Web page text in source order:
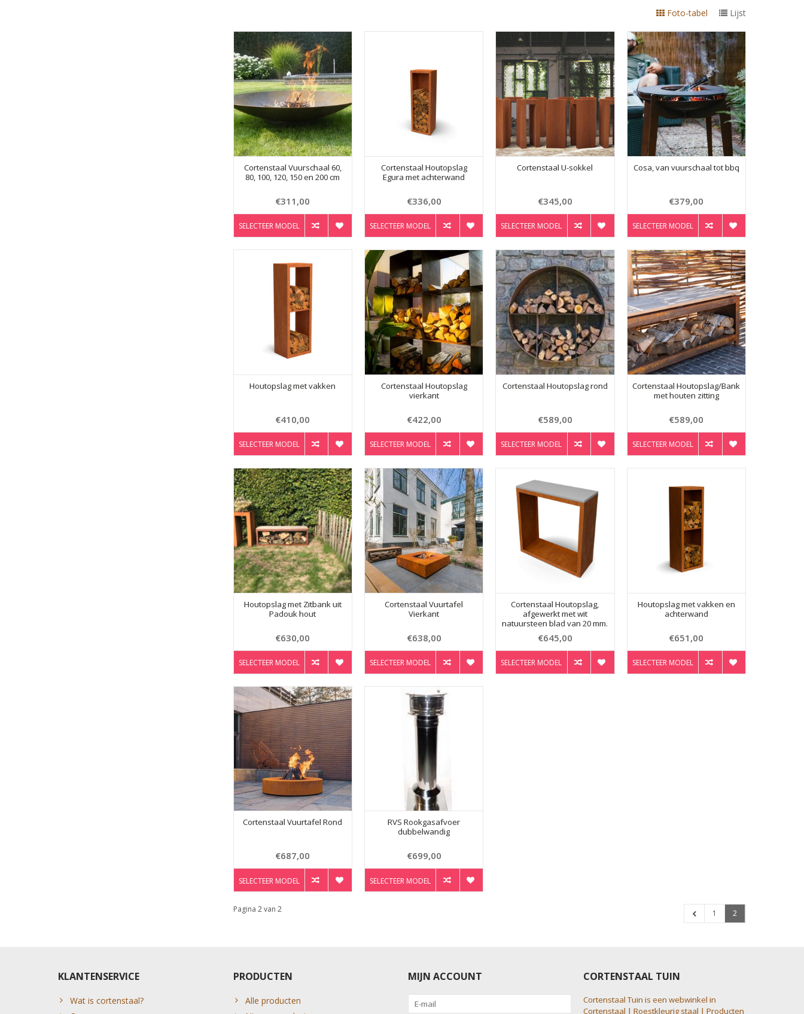
Foto-tabel Lijst
Cortenstaal Vuurschaal 60,
80, 100, 120, 150 en 200 cm
€311,00
SELECTEER MODEL
Cortenstaal Houtopslag
Egura met achterwand
€336,00
SELECTEER MODEL
Cortenstaal U-sokkel
€345,00
SELECTEER MODEL
Cosa, van vuurschaal tot bbq
€379,00
SELECTEER MODEL
Houtopslag met vakken
€410,00
SELECTEER MODEL
Cortenstaal Houtopslag
vierkant
€422,00
SELECTEER MODEL
Cortenstaal Houtopslag rond
€589,00
SELECTEER MODEL
Cortenstaal Houtopslag/Bank
met houten zitting
€589,00
SELECTEER MODEL
Houtopslag met Zitbank uit
Padouk hout
€630,00
SELECTEER MODEL
Cortenstaal Vuurtafel
Vierkant
€638,00
SELECTEER MODEL
Cortenstaal Houtopslag,
afgewerkt met wit
natuursteen blad van 20 mm.
€645,00
SELECTEER MODEL
Houtopslag met vakken en
achterwand
€651,00
SELECTEER MODEL
Cortenstaal Vuurtafel Rond
€687,00
SELECTEER MODEL
RVS Rookgasafvoer
dubbelwandig
€699,00
SELECTEER MODEL
Pagina 2 van 2 1 2
KLANTENSERVICE
Wat is cortenstaal?
PRODUCTEN
Alle producten
MIJN ACCOUNT CORTENSTAAL TUIN
Cortenstaal Tuin is een webwinkel in
Cortenstaal | Roestkleurig staal | Producten